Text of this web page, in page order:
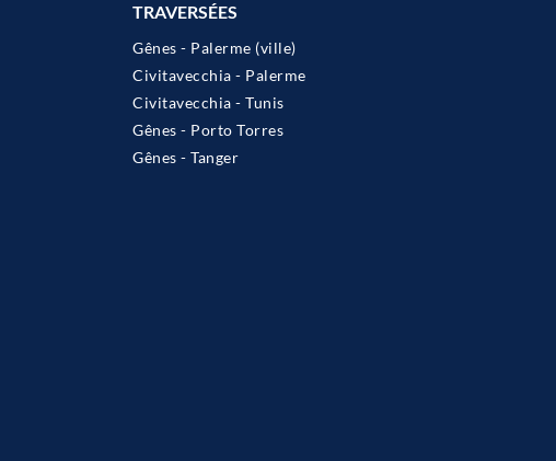
TRAVERSÉES
Gênes - Palerme (ville)
Civitavecchia - Palerme
Civitavecchia - Tunis
Gênes - Porto Torres
Gênes - Tanger